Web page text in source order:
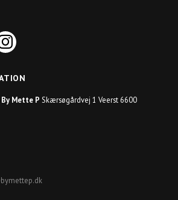
Mette P Skærsøgårdvej 1 Veerst 6600